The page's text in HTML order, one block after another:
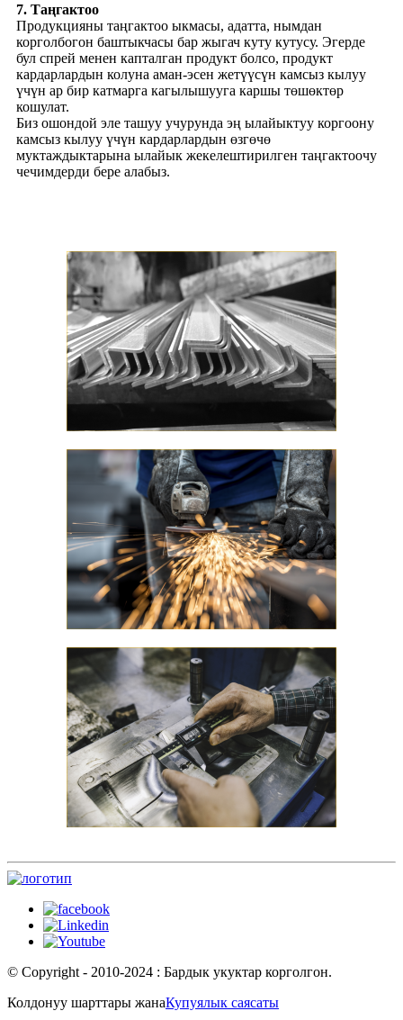
7. Таңгактоо
Продукцияны таңгактоо ыкмасы, адатта, нымдан
корголбогон баштыкчасы бар жыгач куту кутусу. Эгерде
бул спрей менен капталган продукт болсо, продукт
кардарлардын колуна аман-эсен жетүүсүн камсыз кылуу
үчүн ар бир катмарга кагылышууга каршы төшөктөр
кошулат.
Биз ошондой эле ташуу учурунда эң ылайыктуу коргоону
камсыз кылуу үчүн кардарлардын өзгөчө
муктаждыктарына ылайык жекелештирилген таңгактоочу
чечимдерди бере алабыз.
© Copyright - 2010-2024 : Бардык укуктар корголгон.
Колдонуу шарттары жанаКупуялык саясаты